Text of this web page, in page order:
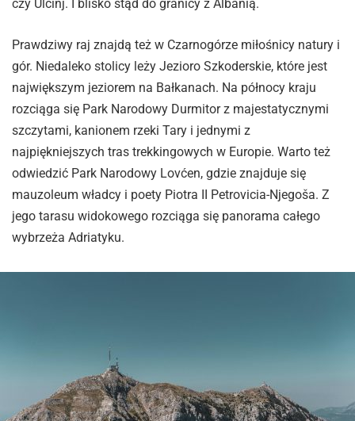
czy Ulcinj. I blisko stąd do granicy z Albanią.
Prawdziwy raj znajdą też w Czarnogórze miłośnicy natury i
gór. Niedaleko stolicy leży Jezioro Szkoderskie, które jest
największym jeziorem na Bałkanach. Na północy kraju
rozciąga się Park Narodowy Durmitor z majestatycznymi
szczytami, kanionem rzeki Tary i jednymi z
najpiękniejszych tras trekkingowych w Europie. Warto też
odwiedzić Park Narodowy Lovćen, gdzie znajduje się
mauzoleum władcy i poety Piotra II Petrovicia-Njegoša. Z
jego tarasu widokowego rozciąga się panorama całego
wybrzeża Adriatyku.